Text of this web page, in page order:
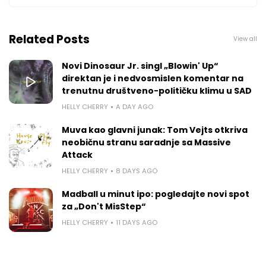
Related Posts View all
Novi Dinosaur Jr. singl „Blowin' Up“
direktan je i nedvosmislen komentar na
trenutnu društveno-političku klimu u SAD
HELLY CHERRY A DAY AGO
Muva kao glavni junak: Tom Vejts otkriva
neobičnu stranu saradnje sa Massive
Attack
HELLY CHERRY 8 DAYS AGO
Madball u minut ipo: pogledajte novi spot
za „Don't MisStep“
HELLY CHERRY 11 DAYS AGO